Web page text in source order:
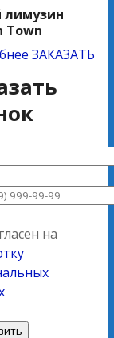
лимузин
Town
ЗАКАЗАТЬ
на